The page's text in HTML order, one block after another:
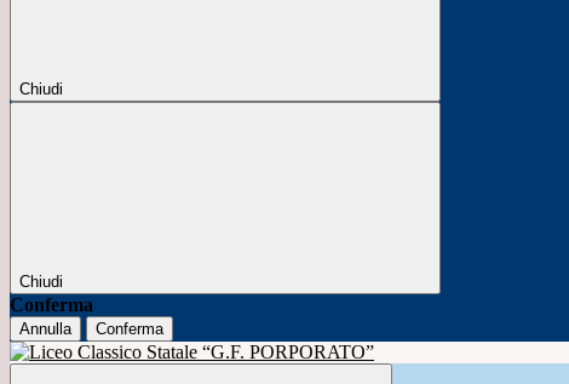
Chiudi
Chiudi
Conferma
Annulla Conferma